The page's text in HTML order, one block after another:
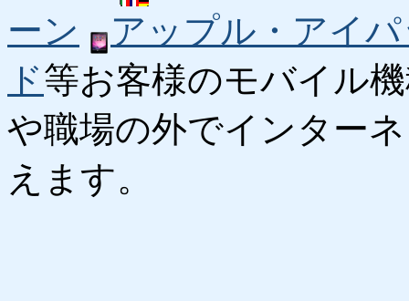
ーン
アップル・アイ
ド等お客様のモバイル
や職場の外でインター
えます。